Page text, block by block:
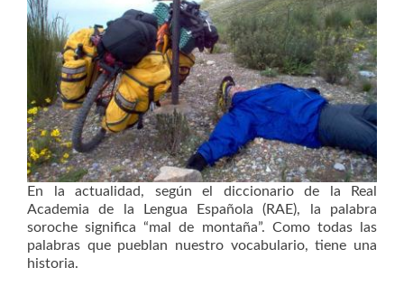
En la actualidad, según el diccionario de la Real
Academia de la Lengua Española (RAE), la palabra
soroche significa “mal de montaña”. Como todas las
palabras que pueblan nuestro vocabulario, tiene una
historia.